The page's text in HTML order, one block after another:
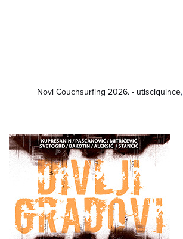
Novi Couchsurfing 2026. - utisciquince,